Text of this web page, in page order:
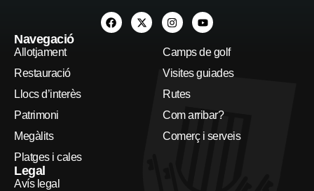
Navegació
Allotjament
Restauració
Llocs d’interès
Patrimoni
Megàlits
Platges i cales
Camps de golf
Visites guiades
Rutes
Com arribar?
Comerç i serveis
Legal
Avís legal